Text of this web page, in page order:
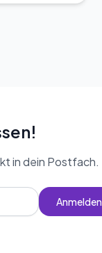
in dein Postfach.
Anmelden